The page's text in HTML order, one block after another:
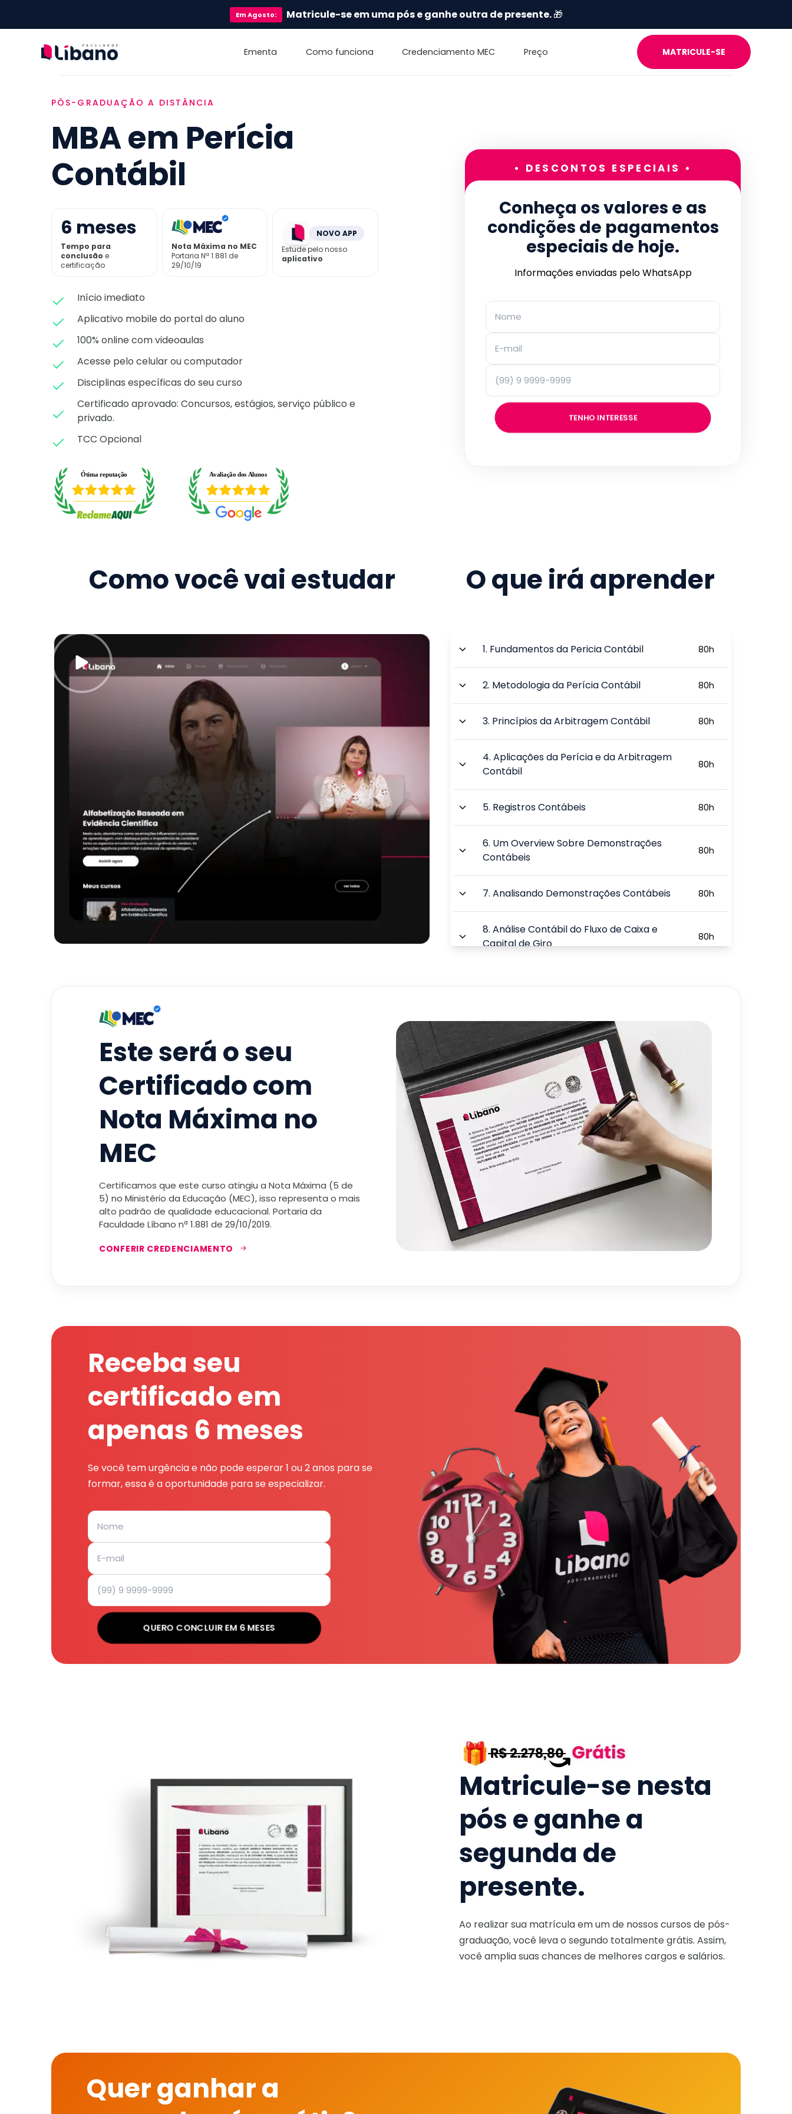
EmAgosto: Matricule-se em uma pós e ganhe outra de presente.🎁
Ementa Como funciona Credenciamento MEC Preço MATRICULE-SE
PÓS-GRADUAÇÃO A DISTÂNCIA
MBA em Perícia
Contábil
6 meses
Tempo para
conclusão e
certificação
Nota Máxima no MEC
Portaria Nª 1.881 de
29/10/19
NOVO APP
Estude pelo nosso
aplicativo
Início imediato
Aplicativo mobile do portal do aluno
100% online com videoaulas
Acesse pelo celular ou computador
Disciplinas específicas do seu curso
Certificado aprovado: Concursos, estágios, serviço público e
privado.
TCC Opcional
• DESCONTOS ESPECIAIS •
Conheça os valores e as
condições de pagamentos
especiais de hoje.
Informações enviadas pelo WhatsApp
TENHO INTERESSE
Como você vai estudar O que irá aprender
1. Fundamentos da Pericia Contábil 80h
2. Metodologia da Perícia Contábil 80h
3. Princípios da Arbitragem Contábil 80h
4.Aplicações da Perícia e da Arbitragem
Contábil
80h
5. Registros Contábeis 80h
6. Um Overview Sobre Demonstrações
Contábeis
80h
7.Analisando Demonstrações Contábeis 80h
8.Análise Contábil do Fluxo de Caixa e
Capital de Giro
80h
Este será o seu
Certificado com
Nota Máxima no
MEC
Certificamos que este curso atingiu a Nota Máxima (5 de
5) no Ministério da Educação (MEC), isso representa o mais
alto padrão de qualidade educacional. Portaria da
Faculdade Líbano nª 1.881 de 29/10/2019.
CONFERIR CREDENCIAMENTO
Receba seu
certificado em
apenas 6 meses
Se você tem urgência e não pode esperar 1 ou 2 anos para se
formar, essa é a oportunidade para se especializar.
QUERO CONCLUIR EM 6 MESES
Matricule-se nesta
pós e ganhe a
segunda de
presente.
Ao realizar sua matrícula em um de nossos cursos de pós-
graduação, você leva o segundo totalmente grátis. Assim,
você amplia suas chances de melhores cargos e salários.
Quer ganhar a